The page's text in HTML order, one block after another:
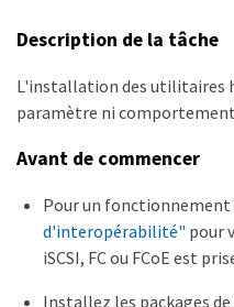
Description de la tâche
L'installation des utilitaires
paramètre ni
Avant de commencer
Pour un
d'interopérabilité" pour
iSCSI, FC ou FCoE est
Installez les packages